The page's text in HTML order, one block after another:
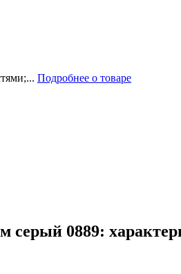
Подробнее о товаре
серый 0889: